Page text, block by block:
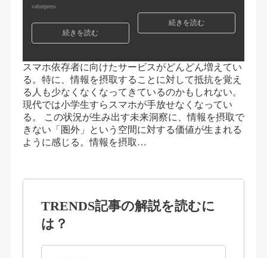
valuepress
続きを読む
続きを読む
スマホ依存者に向けたサービスがどんどん増えてい
る。特に、情報を摂取することに対して抵抗を覚え
る人も少なくなくなってきているのかもしれない。
現代では小学生すらスマホが手放せなくなってい
る。 この状況が生み出す未来洞察に、情報を摂取で
きない「圏外」という空間に対する価値が生まれる
ように感じる。情報を摂取…
TRENDS記事の解説を読むに
は？